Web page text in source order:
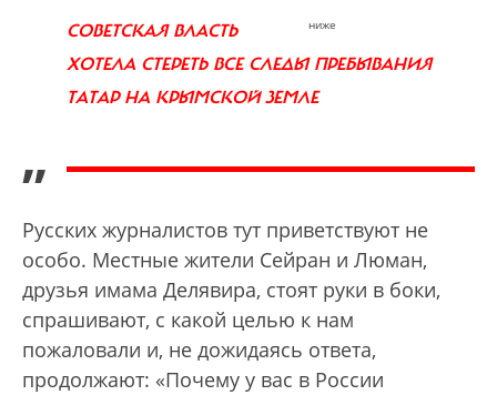
ниже
СОВЕТСКАЯ ВЛАСТЬ
ХОТЕЛА СТЕРЕТЬ ВСЕ СЛЕДЫ ПРЕБЫВАНИЯ
ТАТАР НА КРЫМСКОЙ ЗЕМЛЕ
”
Русских журналистов тут приветствуют не
особо. Местные жители Сейран и Люман,
друзья имама Делявира, стоят руки в боки,
спрашивают, с какой целью к нам
пожаловали и, не дожидаясь ответа,
продолжают: «Почему у вас в России